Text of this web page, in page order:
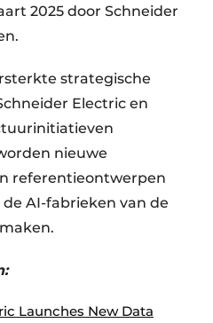
2025 door Schneider
strategische
Electric en
nieuwe
referentieontwerpen
AI-fabrieken van de
​
Launches New Data